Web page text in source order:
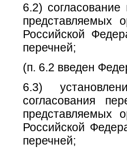
6.2) согласование
представляемых
Российской
перечней;
(п. 6.2 введен
6.3)
согласования
представляемых
Российской
перечней;